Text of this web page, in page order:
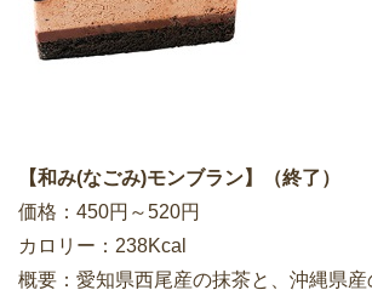
【和み(なごみ)モンブラン】（終了）
価格：450円～520円
カロリー：238Kcal
概要：愛知県西尾産の抹茶と、沖縄県